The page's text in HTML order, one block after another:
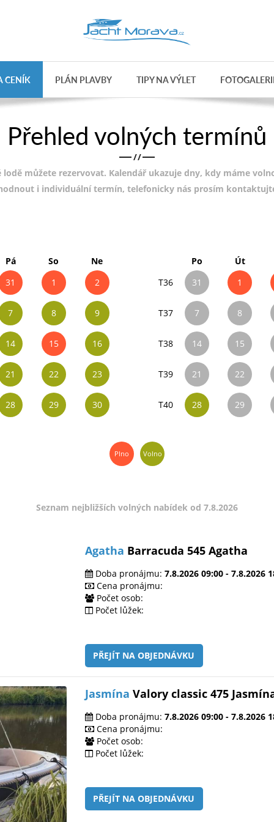
CENÍK PLÁN PLAVBY TIPY NA VÝLET
Přehled volných termínů
/ /
můžete rezervovat. Kalendář ukazuje dny, kdy máme
i individuální termín, telefonicky nás prosím
Pá So
Ne
31 1 2
7 8 9
14 15 16
21 22 23
28 29 30
Po
Út
T36
31 1
T37 7 8
T38 14 15
T39 21 22
T40 28 29
Plno Volno
Seznam nejbližších volných nabídek od 7.8.2026
Agatha Barracuda 545 Agatha
Doba pronájmu: 7.8.2026 09:00 - 7.8.2026
Cena pronájmu:
Počet osob:
Počet lůžek:
PŘEJÍT NA OBJEDNÁVKU
Jasmína Valory classic 475
Doba pronájmu: 7.8.2026 09:00 - 7.8.2026
Cena pronájmu:
Počet osob:
Počet lůžek:
PŘEJÍT NA OBJEDNÁVKU